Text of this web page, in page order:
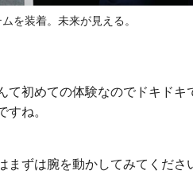
を装着。未来が見える。
て初めての体験なのでドキド
すね。
まずは腕を動かしてみてくだ